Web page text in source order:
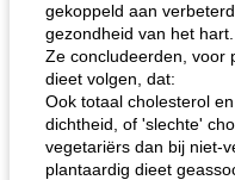
gekoppeld aan
gezondheid van het hart.
Ze concludeerden, voor
dieet volgen, dat:
Ook totaal cholesterol
dichtheid, of 'slechte'
vegetariërs dan bij niet-
plantaardig dieet